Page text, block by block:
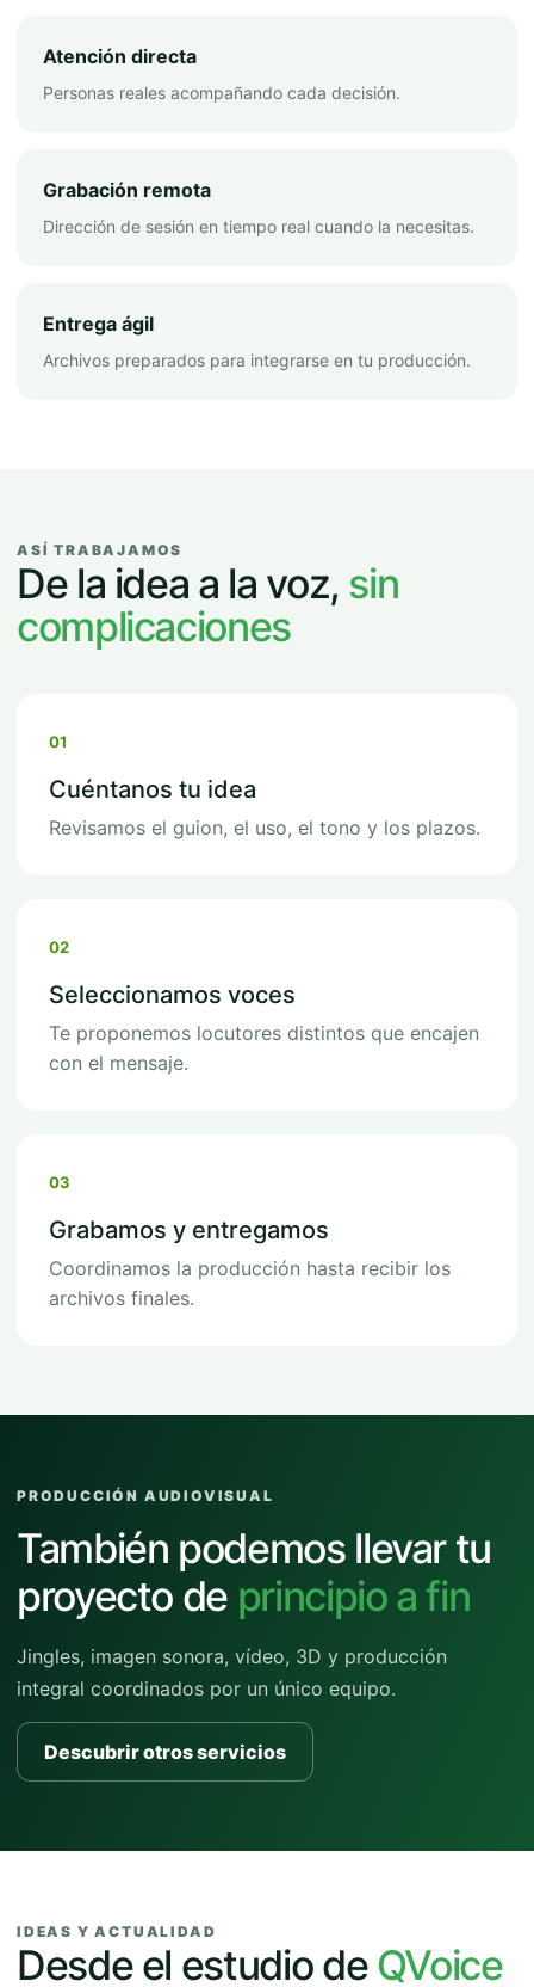
Atención directa
Personas reales acompañando cada decisión.
Grabación remota
Dirección de sesión en tiempo real cuando la necesitas.
Entrega ágil
Archivos preparados para integrarse en tu producción.
ASÍ TRABAJAMOS
De la idea a la voz, sin
complicaciones
01
Cuéntanos tu idea
Revisamos el guion, el uso, el tono y los plazos.
02
Seleccionamos voces
Te proponemos locutores distintos que encajen
con el mensaje.
03
Grabamos y entregamos
Coordinamos la producción hasta recibir los
archivos finales.
PRODUCCIÓN AUDIOVISUAL
También podemos llevar tu
proyecto de principio a fin
Jingles, imagen sonora, vídeo, 3D y producción
integral coordinados por un único equipo.
Descubrir otros servicios
IDEAS Y ACTUALIDAD
Desde el estudio de QVoice